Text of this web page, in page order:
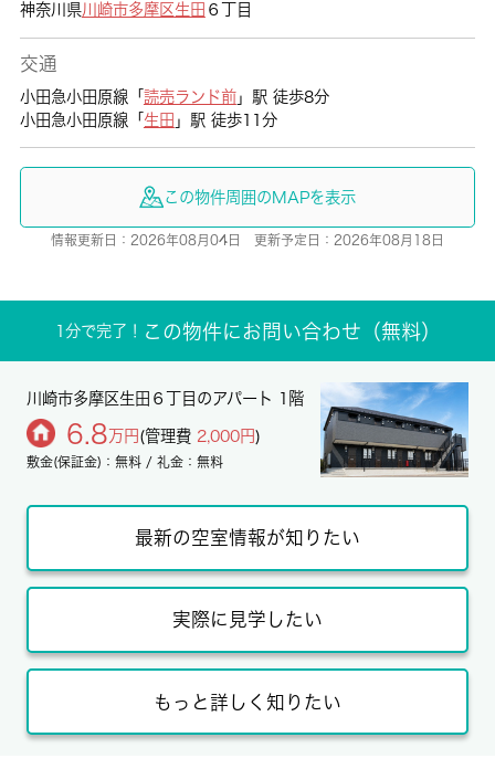
神奈川県川崎市多摩区 生田 ６丁目
交通
小田急小田原線「 読売ランド前」駅 徒歩8分
小田急小田原線「 生田 」駅 徒歩11分
この物件周囲のMAPを表示
情報更新日：2026年08月04日 更新予定日：2026年08月18日
1分で完了！ この物件にお問い合わせ（無料）
川崎市多摩区生田６丁目のアパート 1階
6.8 万円 (管理費 2,000円)
敷金(保証金)：無料 / 礼金：無料
最新の空室情報が知りたい
実際に見学したい
もっと詳しく知りたい